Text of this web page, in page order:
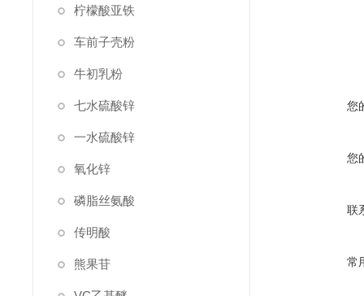
柠檬酸亚铁
车前子壳粉
牛初乳粉
七水硫酸锌
一水硫酸锌
氧化锌
磷脂丝氨酸
传明酸
熊果苷
您
您
联
常